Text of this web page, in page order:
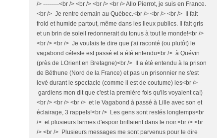
/> --------<br /> <br /> <br /> <br /> Allo Pierrot, je suis en France.
<br /> Je rentre demain au Québec.<br /> <br /> <br /> Il fait
froid et humide partout, même dans les lieux publics. Il fait gris
et un brin de soleil redonnerait du tonus à tout le monde!<br />
<br /> <br /> Je voulais te dire que j'ai raconté (ou plutôt) le
vagabond céleste est passé et a été entendu<br /> à Quévin
(près de LOrient en Bretagne)<br /> Il a été entendu à la prison
de Béthune (Nord de la France) et pas un prisonnier ne s'est
levé durant le spectacle (comme il est de coutume) les<br />
gardiens mon dit que c'est la première fois qu'ils voyaient ca!)
<br /> <br /> <br /> et le Vagabond à passé à Lille avec son et
éclairage, 3 rappels!<br /> Les gens sont restés longtemps<br
/> et plusieurs larmes d'espoir brillaient dans le noir.<br /> <br
/> <br /> Plusieurs messages me sont parvenus pour te dire